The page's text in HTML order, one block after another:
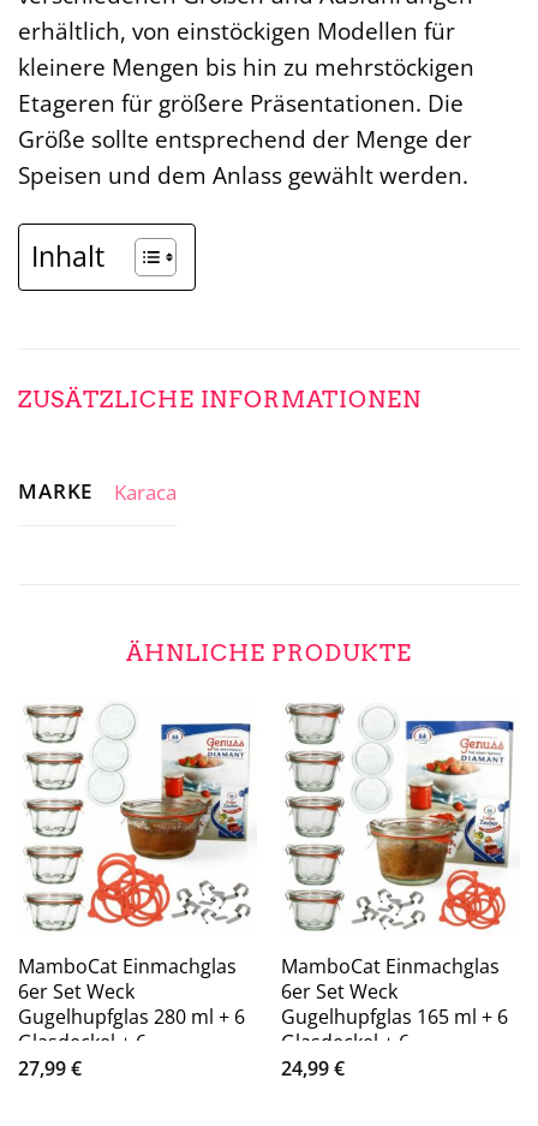
erhältlich, von einstöckigen Modellen für
kleinere Mengen bis hin zu mehrstöckigen
Etageren für größere Präsentationen. Die
Größe sollte entsprechend der Menge der
Speisen und dem Anlass gewählt werden.
Inhalt
ZUSÄTZLICHE INFORMATIONEN
MARKE Karaca
ÄHNLICHE PRODUKTE
MamboCat Einmachglas
6er Set Weck
Gugelhupfglas 280 ml + 6
Glasdeckel + 6
Einkochringe + 12
27,99€
MamboCat Einmachglas
6er Set Weck
Gugelhupfglas 165 ml + 6
Glasdeckel + 6
Einkochringe + 12
24,99€